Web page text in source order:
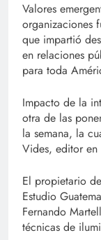
Valores
organizaciones
que impartió
en relaciones
para toda
Impacto de la
otra de las
la semana, la
Vides, editor
El propietario
Estudio
Fernando
técnicas de